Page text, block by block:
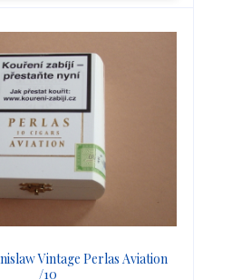
Vintage Perlas Aviation
/10